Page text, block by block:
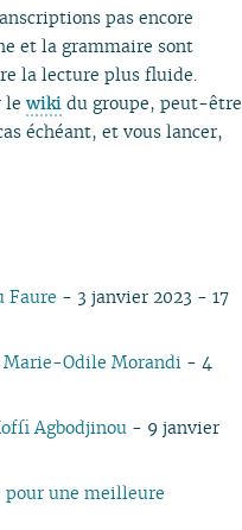
pas encore
et la grammaire sont
la lecture plus fluide.
lewiki du groupe, peut-être
échéant, et vous lancer,
Faure - 3 janvier 2023 - 17
Marie-Odile Morandi - 4
Agbodjinou - 9 janvier
une meilleure